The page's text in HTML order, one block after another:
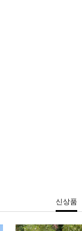
신상품